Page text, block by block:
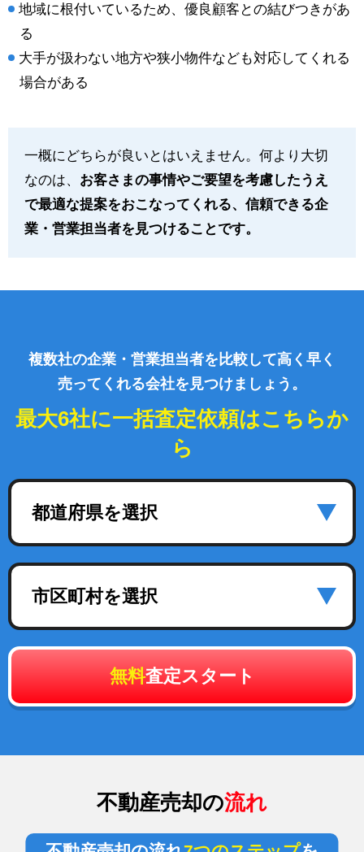
地域に根付いているため、優良顧客との結びつきがあ
る
大手が扱わない地方や狭小物件なども対応してくれる
場合がある
一概にどちらが良いとはいえません。何より大切
なのは、 お客さまの事情やご要望を考慮したうえ
で最適な提案をおこなってくれる、信頼できる企
業・営業担当者を見つけることです。
複数社の企業・営業担当者を比較して高く早く
売ってくれる会社を見つけましょう。
最大6社に一括査定依頼はこちらか
ら
都道府県を選択
市区町村を選択
無料査定スタート
不動産売却の流れ